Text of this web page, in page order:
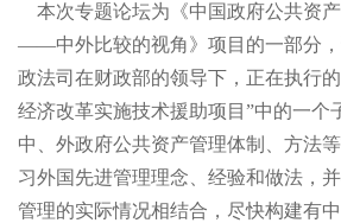
本次专题论坛为《中国政府公共资
——中外比较的视角》项目的一部分
政法司在财政部的领导下，正在执行
经济改革实施技术援助项目”中的一个
中、外政府公共资产管理体制、方法
习外国先进管理理念、经验和做法，
管理的实际情况相结合，尽快构建有